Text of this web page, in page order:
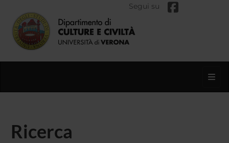
Segui su
Ricerca